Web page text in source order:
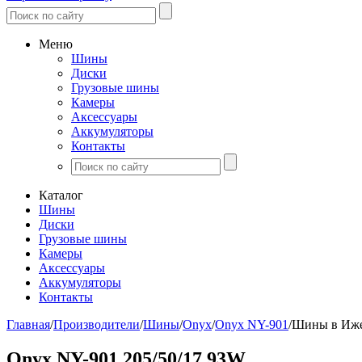
Меню
Шины
Диски
Грузовые шины
Камеры
Аксессуары
Аккумуляторы
Контакты
Каталог
Шины
Диски
Грузовые шины
Камеры
Аксессуары
Аккумуляторы
Контакты
Главная/Производители/Шины/Onyx/Onyx NY-901/Шины в